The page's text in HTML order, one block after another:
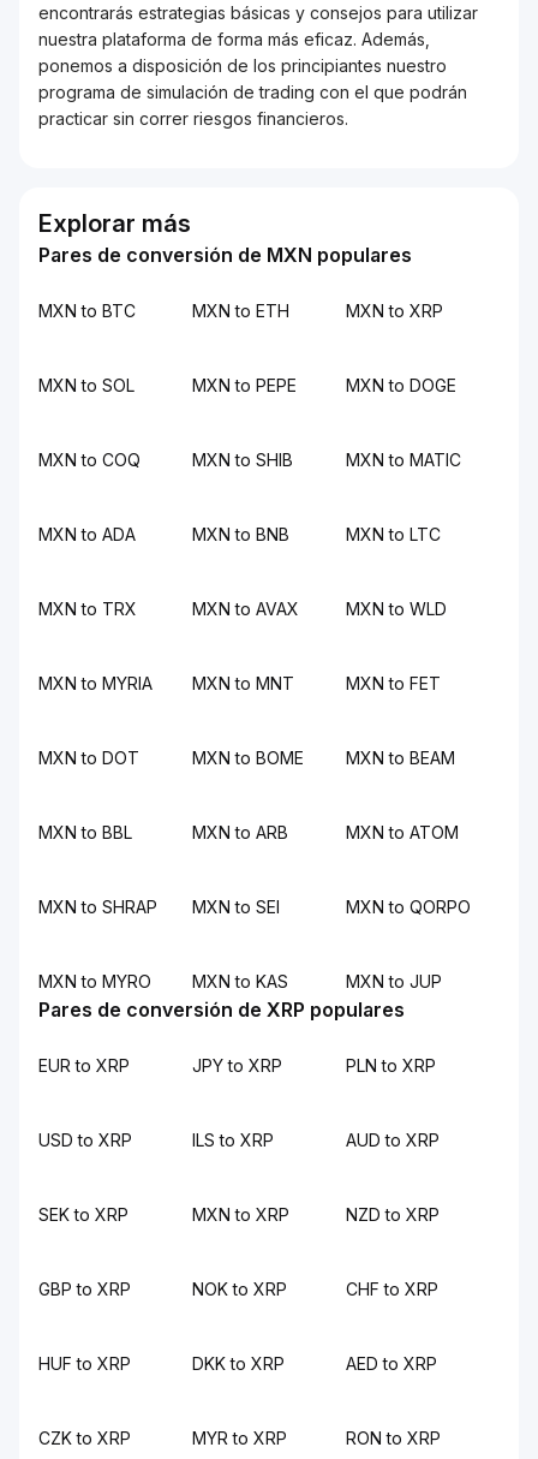
encontrarás estrategias básicas y consejos para utilizar
nuestra plataforma de forma más eficaz. Además,
ponemos a disposición de los principiantes nuestro
programa de simulación de trading con el que podrán
practicar sin correr riesgos financieros.
Explorar más
Pares de conversión de MXN populares
MXN to BTC MXN to ETH MXN to XRP
MXN to SOL MXN to PEPE MXN to DOGE
MXN to COQ MXN to SHIB MXN to MATIC
MXN to ADA MXN to BNB MXN to LTC
MXN to TRX MXN to AVAX MXN to WLD
MXN to MYRIA MXN to MNT MXN to FET
MXN to DOT MXN to BOME MXN to BEAM
MXN to BBL MXN to ARB MXN to ATOM
MXN to SHRAP MXN to SEI MXN to QORPO
MXN to MYRO MXN to KAS MXN to JUP
Pares de conversión de XRP populares
EUR to XRP JPY to XRP PLN to XRP
USD to XRP ILS to XRP AUD to XRP
SEK to XRP MXN to XRP NZD to XRP
GBP to XRP NOK to XRP CHF to XRP
HUF to XRP DKK to XRP AED to XRP
CZK to XRP MYR to XRP RON to XRP